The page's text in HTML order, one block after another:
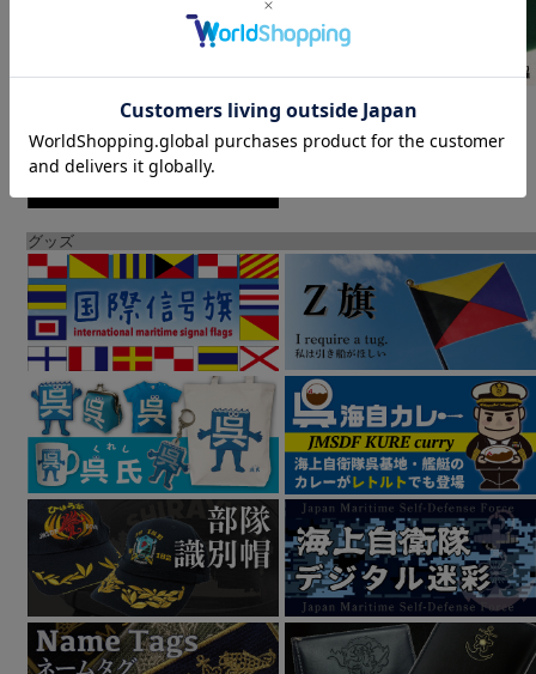
グッズ